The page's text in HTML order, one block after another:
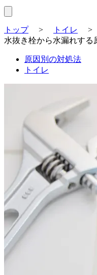
トップ> トイレ
水抜き栓から水漏れする
原因別の対処法
トイレ